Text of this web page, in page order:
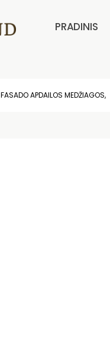
PRADINIS
FASADO APDAILOS MEDŽIAGOS,